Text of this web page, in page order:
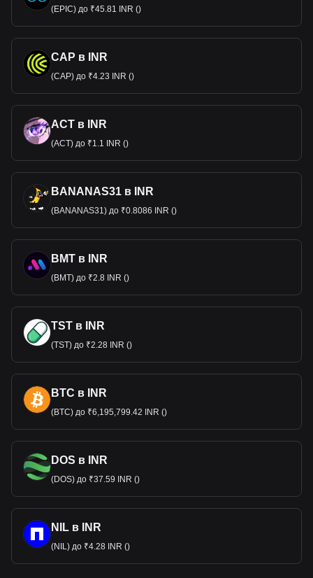
(EPIC) до ₹45.81 INR ()
CAP в INR
(CAP) до ₹4.23 INR ()
ACT в INR
(ACT) до ₹1.1 INR ()
BANANAS31 в INR
(BANANAS31) до ₹0.8086 INR ()
BMT в INR
(BMT) до ₹2.8 INR ()
TST в INR
(TST) до ₹2.28 INR ()
BTC в INR
(BTC) до ₹6,195,799.42 INR ()
DOS в INR
(DOS) до ₹37.59 INR ()
NIL в INR
(NIL) до ₹4.28 INR ()